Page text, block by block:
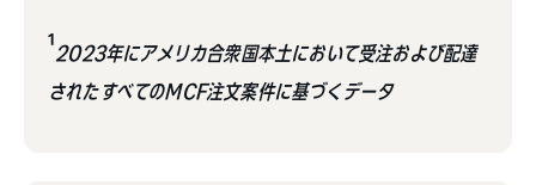
¹2023年にアメリカ合衆国本土において受注および配達
されたすべてのMCF注文案件に基づくデータ